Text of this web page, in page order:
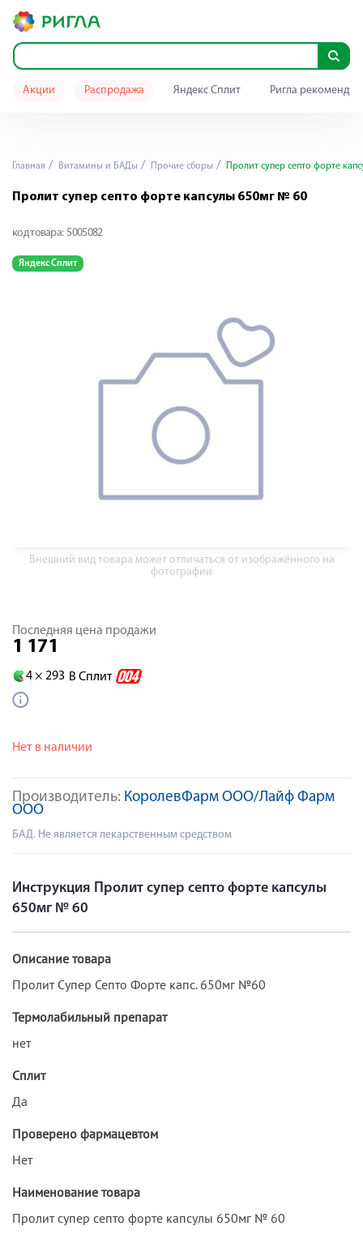
Акции Распродажа Яндекс Сплит Ригла
Главная Витамины и БАДы Прочие сборы Пролит супер септо форте
Пролит супер септо форте капсулы 650мг № 60
код товара: 5005082
Яндекс Сплит
Внешний вид товара может отличаться от изображённого на
фотографии
Производитель: КоролевФарм ООО/Лайф Фарм
ООО
БАД. Не является лекарственным средством
Последняя цена продажи
1 171
4 × 293 В Сплит
Нет в наличии
Инструкция Пролит супер септо форте капсулы
650мг № 60
Описание товара
Пролит Супер Септо Форте капс. 650мг №60
Термолабильный препарат
нет
Сплит
Да
Проверено фармацевтом
Нет
Наименование товара
Пролит супер септо форте капсулы 650мг № 60